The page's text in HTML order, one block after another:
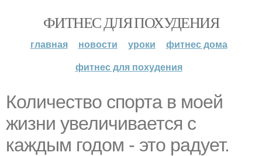
ФИТНЕС ДЛЯ ПОХУДЕНИЯ
главная новости уроки
фитнес дома
фитнес для похудения
Количество спорта в моей
жизни увеличивается с
каждым годом - это радует.